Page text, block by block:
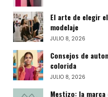
El arte de elegir
modelaje
JULIO 8, 2026
Consejos de
colorida
JULIO 8, 2026
Mestizo: la